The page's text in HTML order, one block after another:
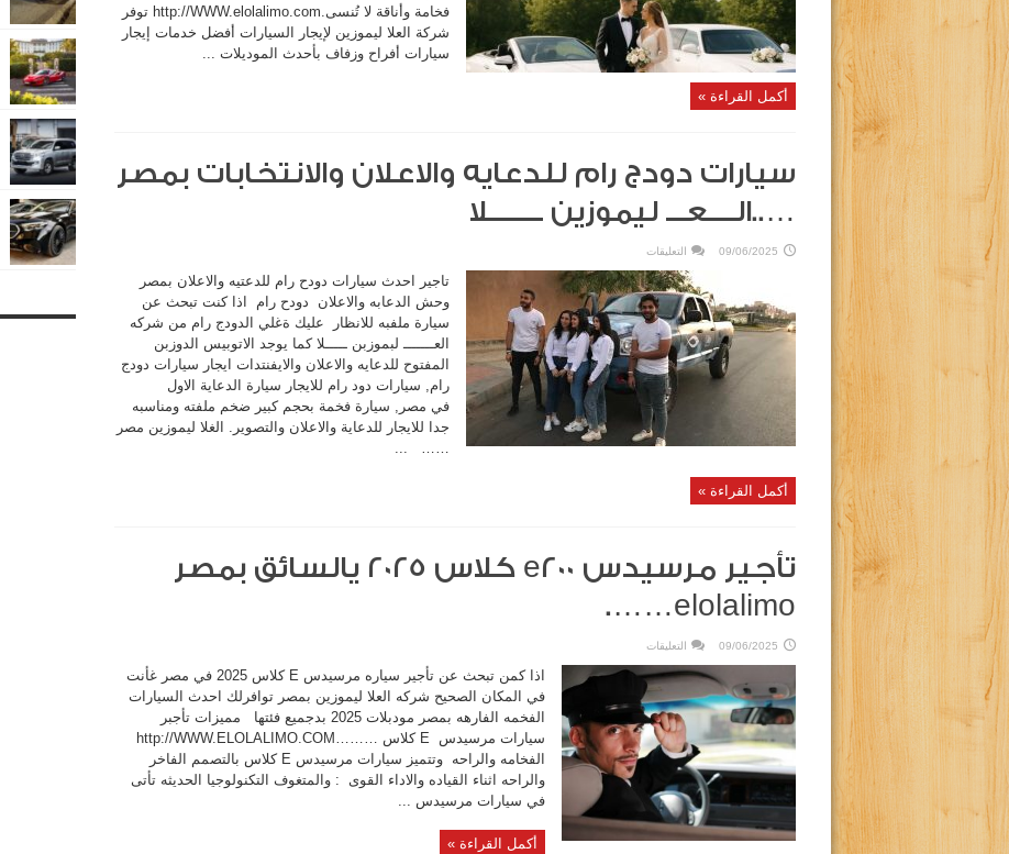
فخامة وأناقة لا تُنسى.http://WWW.elolalimo.com توفر
شركة العلا ليموزين لإيجار السيارات أفضل خدمات إيجار
سيارات أفراح وزفاف بأحدث الموديلات ...
أكمل القراءة »
سيارات دودج رام للدعايه والاعلان والانتخابات بمصر
…..الــــعـــ ليموزين ــــــــلا
09/06/2025 التعليقات
دودج
رام
للدعايه
والاعلان
والانتخابات
بمصر
…..الــــعـــ
ليموزين
ــــــــلا
مغلقة
تاجير احدث سيارات دودح رام للدعتيه والاعلان بمصر
وحش الدعابه والاعلان دودح رام اذا كنت تبحث عن
سيارة ملفبه للانظار عليك ةغلي الدودج رام من شركه
العـــــــ لبموزبن ـــــلا كما يوجد الاتوبيس الدوزبن
المفتوح للدعايه والاعلان والايفنتدات ايجار سيارات دودج
رام, سيارات دود رام للايجار سيارة الدعاية الاول
في مصر, سيارة فخمة بحجم كبير ضخم ملفته ومناسبه
جدا للايجار للدعاية والاعلان والتصوير. الغلا ليموزين مصر
…… ...
أكمل القراءة »
تأجير مرسيدس e200 كلاس 2025 يالسائق بمصر
elolalimo…….
09/06/2025 التعليقات
مرسيدس
e200
كلاس
2025
يالسائق
بمصر
elolalimo…….
مغلقة
اذا كمن تبحث عن تأجير سياره مرسيدس E كلاس 2025 في مصر غأنت
في المكان الصحيح شركه العلا ليموزين بمصر توافرلك احدث السيارات
الفخمه الفارهه بمصر مودبلات 2025 بدجميع فئتها مميزات تأجبر
سيارات مرسيدس E كلاس ………http://WWW.ELOLALIMO.COM
الفخامه والراحه وتتميز سيارات مرسيدس E كلاس بالتصمم الفاخر
والراحه اثناء القياده والاداء القوى : والمتغوف التكنولوجيا الحديثه تأتى
في سيارات مرسيدس ...
أكمل القراءة »